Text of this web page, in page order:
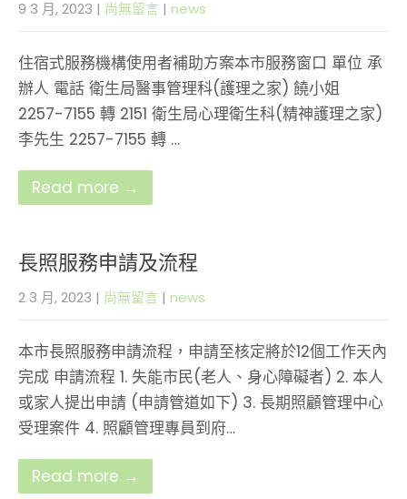
9 3 月, 2023 | 尚無留言 | news
住宿式服務機構使用者補助方案本市服務窗口 單位 承
辦人 電話 衛生局醫事管理科(護理之家) 饒小姐
2257-7155 轉 2151 衛生局心理衛生科(精神護理之家)
李先生 2257-7155 轉 …
Read more →
長照服務申請及流程
2 3 月, 2023 | 尚無留言 | news
本市長照服務申請流程，申請至核定將於12個工作天內
完成 申請流程 1. 失能市民(老人、身心障礙者) 2. 本人
或家人提出申請 (申請管道如下) 3. 長期照顧管理中心
受理案件 4. 照顧管理專員到府…
Read more →